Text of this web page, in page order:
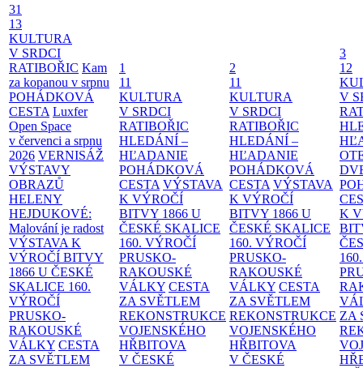
31
13
KULTURA
V SRDCI
RATIBOŘIC Kam
za kopanou v srpnu
POHÁDKOVÁ
CESTA Luxfer
Open Space
v červenci a srpnu
2026 VERNISÁŽ
VÝSTAVY
OBRAZŮ
HELENY
HEJDUKOVÉ:
Malování je radost
VÝSTAVA K
VÝROČÍ BITVY
1866 U ČESKÉ
SKALICE 160.
VÝROČÍ
PRUSKO-
RAKOUSKÉ
VÁLKY CESTA
ZA SVĚTLEM
1
11
KULTURA
V SRDCI
RATIBOŘIC
HLEDÁNÍ –
HĽADANIE
POHÁDKOVÁ
CESTA VÝSTAVA
K VÝROČÍ
BITVY 1866 U
ČESKÉ SKALICE
160. VÝROČÍ
PRUSKO-
RAKOUSKÉ
VÁLKY CESTA
ZA SVĚTLEM
REKONSTRUKCE
VOJENSKÉHO
HŘBITOVA
V ČESKÉ
2
11
KULTURA
V SRDCI
RATIBOŘIC
HLEDÁNÍ –
HĽADANIE
POHÁDKOVÁ
CESTA VÝSTAVA
K VÝROČÍ
BITVY 1866 U
ČESKÉ SKALICE
160. VÝROČÍ
PRUSKO-
RAKOUSKÉ
VÁLKY CESTA
ZA SVĚTLEM
REKONSTRUKCE
VOJENSKÉHO
HŘBITOVA
V ČESKÉ
3
12
V
K
ZA